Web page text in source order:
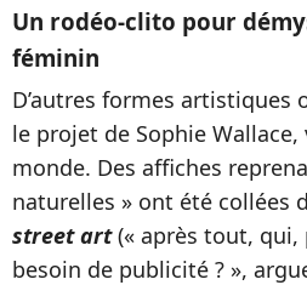
Un rodéo-clito pour
féminin
D’autres formes
le projet de Sophie
monde. Des affiches
naturelles » ont été collées
street art(« après tout,
besoin de publicité ? »,